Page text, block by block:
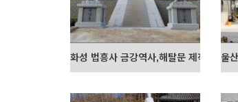
화성 법흥사 금강역사,해탈문 제작 및 설치
울